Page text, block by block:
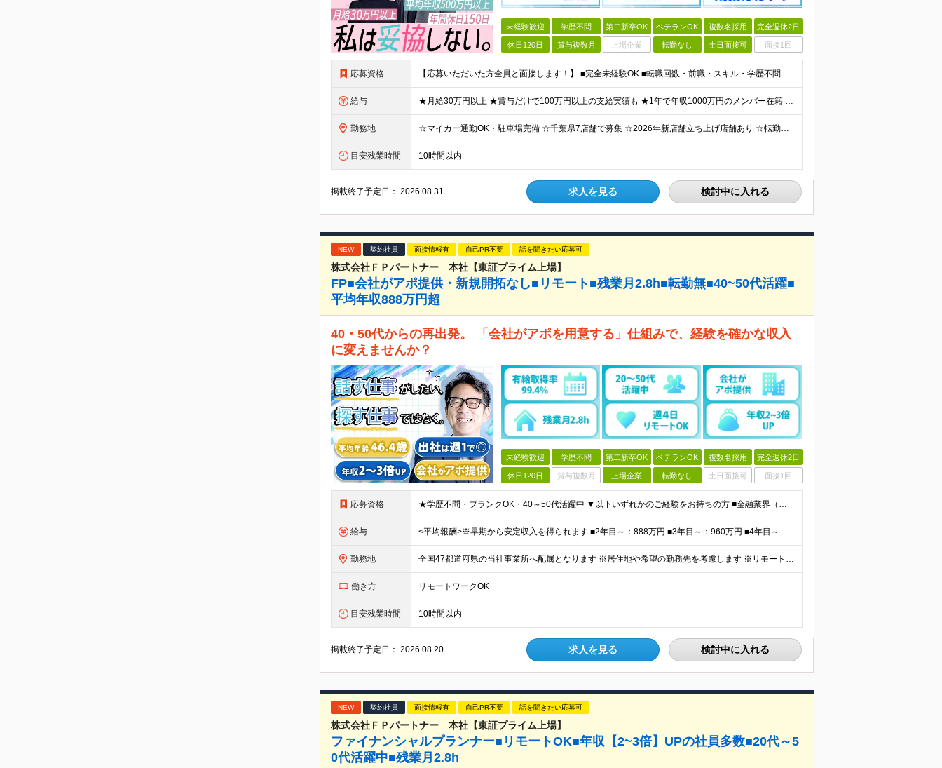
未経験歓迎 学歴不問 第二新卒OK ベテランOK 複数名採用 完全週休2日
休日120日 賞与複数月 上場企業 転勤なし 土日面接可 面接1回
応募資格 【応募いただいた方全員と面接します！】 ■完全未経験OK ■転職回数・前職・スキル・学歴不問 ■20代～30代活躍中！ ★第二新卒も大歓迎 「新卒で入社したけど、環境が合わなくて早期に退職してしまっ
給与 ★月給30万円以上 ★賞与だけで100万円以上の支給実績も ★1年で年収1000万円のメンバー在籍 ★インセンティブで月20万円獲得した実績も 月給30万円～50万円＋賞与年1回（最大3カ月分）＋イ
勤務地 ☆マイカー通勤OK・駐車場完備 ☆千葉県7店舗で募集 ☆2026年新店舗立ち上げ店舗あり ☆転勤なし 本社、もしくは以下店舗での勤務になります。 【本社】 千葉県印旛郡酒々井町本佐倉457-2
目安残業時間 10時間以内
掲載終了予定日：2026.08.31 求人を見る 検討中に入れる
NEW 契約社員 面接情報有 自己PR不要 話を聞きたい応募可
株式会社ＦＰパートナー 本社【東証プライム上場】
FP■会社がアポ提供・新規開拓なし■リモート■残業月2.8h■転勤無■40~50代活躍■
平均年収888万円超
40・50代からの再出発。 「会社がアポを用意する」仕組みで、経験を確かな収入
に変えませんか？
未経験歓迎 学歴不問 第二新卒OK ベテランOK 複数名採用 完全週休2日
休日120日 賞与複数月 上場企業 転勤なし 土日面接可 面接1回
応募資格 ★学歴不問・ブランクOK・40～50代活躍中 ▼以下いずれかのご経験をお持ちの方 ■金融業界（保険会社や銀行、証券会社、信用金庫など）での就業経験 ■何かしらの営業経験をお持ちの方 ※ブランクのある方
給与 <平均報酬>※早期から安定収入を得られます ■2年目～：888万円 ■3年目～：960万円 ■4年目～：1028万円 ★成果連動型報酬（営業成績に応じて支給/45時間分固定残業代含む/超過分は別途支
勤務地 全国47都道府県の当社事業所へ配属となります ※居住地や希望の勤務先を考慮します ※リモートワークOK／転勤なし ＜本社＞ 東京都台東区浅草橋1-1-8 FP浅草橋ビル (変更の範囲)上記を除く当
働き方 リモートワークOK
目安残業時間 10時間以内
掲載終了予定日：2026.08.20 求人を見る 検討中に入れる
NEW 契約社員 面接情報有 自己PR不要 話を聞きたい応募可
株式会社ＦＰパートナー 本社【東証プライム上場】
ファイナンシャルプランナー■リモートOK■年収【2~3倍】UPの社員多数■20代～5
0代活躍中■残業月2.8h